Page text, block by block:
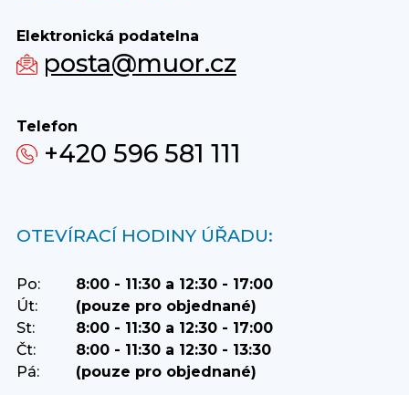
Elektronická podatelna
posta@muor.cz
Telefon
+420 596 581 111
OTEVÍRACÍ HODINY ÚŘADU:
Po:
8:00 - 11:30 a 12:30 - 17:00
Út:
(pouze pro objednané)
St:
8:00 - 11:30 a 12:30 - 17:00
Čt:
8:00 - 11:30 a 12:30 - 13:30
Pá:
(pouze pro objednané)